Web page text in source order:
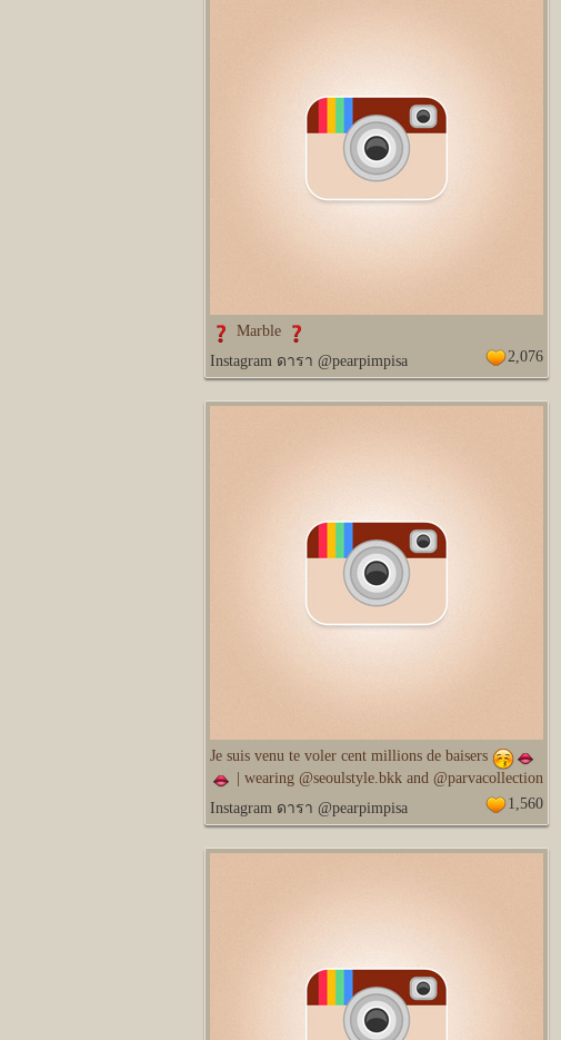
Marble
Instagram ดารา @pearpimpisa
2,076
Je suis venu te voler cent millions de baisers
| wearing @seoulstyle.bkk and @parvacollection
Instagram ดารา @pearpimpisa
1,560